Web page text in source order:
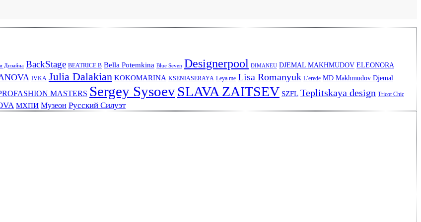
Дизайна BackStage BEATRICE.B Bella Potemkina Blue Seven Designerpool DIMANEU DJEMAL MAKHMUDOV ELEONORA
IVKA Julia Dalakian KOKOMARINA KSENIASERAYA Leya me Lisa Romanyuk L’erede MD Makhmudov Djemal
MASTERS Sergey SysoevSLAVA ZAITSEV SZFL Teplitskaya design Tricot Chic
МХПИ Музеон Русский Силуэт